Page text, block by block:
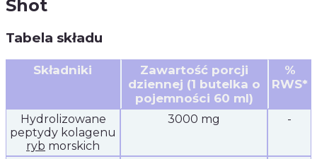
Shot
Tabela składu
Składniki
Zawartość porcji
dziennej (1 butelka o
pojemności 60 ml)
%
RWS*
Hydrolizowane
peptydy kolagenu
ryb morskich
3000 mg -